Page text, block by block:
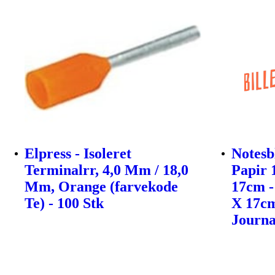
Elpress - Isoleret
Terminalrr, 4,0 Mm / 18,0
Mm, Orange (farvekode
Te) - 100 Stk
Papir
17cm
X